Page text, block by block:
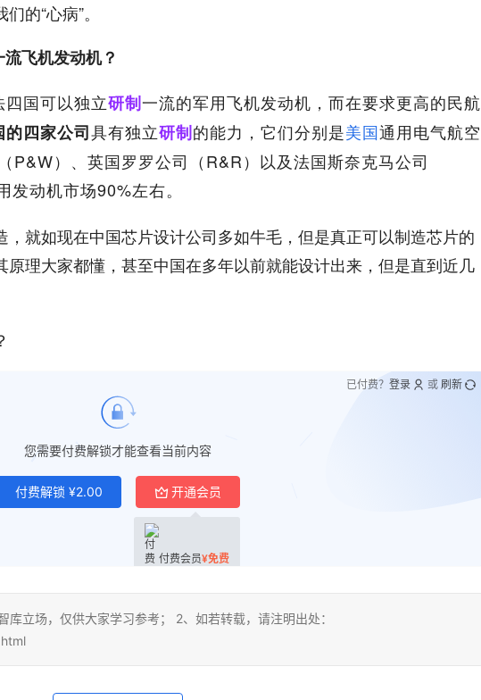
的“心病”。
飞机发动机？
国可以独立研制一流的军用飞机发动机，而在要求更高的民航
四家公司具有独立研制的能力，它们分别是美国通用电气航空
P&W）、英国罗罗公司（R&R）以及法国斯奈克马公司
发动机市场90%左右。
，就如现在中国芯片设计公司多如牛毛，但是真正可以制造芯片的
理大家都懂，甚至中国在多年以前就能设计出来，但是直到近几
您需要付费解锁才能查看当前内容
付费解锁 ¥2.00 开通会员
付费会员¥免费
已付费？ 登录 或 刷新
立场，仅供大家学习参考； 2、如若转载，请注明出处：